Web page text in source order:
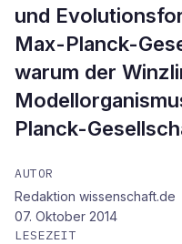
und
Max-Planck-
warum der
Planck-
AUTOR
Redaktion wissenschaft.de
07. Oktober 2014
LESEZEIT